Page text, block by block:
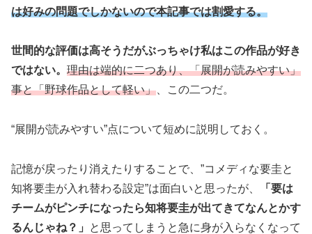
は好みの問題でしかないので本記事では割愛する。
世間的な評価は高そうだがぶっちゃけ私はこの作品が好き
ではない。 理由は端的に二つあり、「展開が読みやすい」
事と「野球作品として軽い」 、この二つだ。
“展開が読みやすい”点について短めに説明しておく。
記憶が戻ったり消えたりすることで、”コメディな要圭と
知将要圭が入れ替わる設定”は面白いと思ったが、
「要は
チームがピンチになったら知将要圭が出てきてなんとかす
るんじゃね？」
と思ってしまうと急に身が入らなくなって